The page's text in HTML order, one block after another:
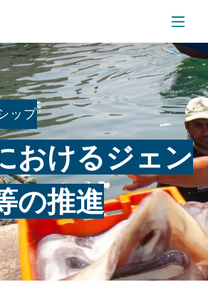
メニ
ップ
おけるジェン
の推進